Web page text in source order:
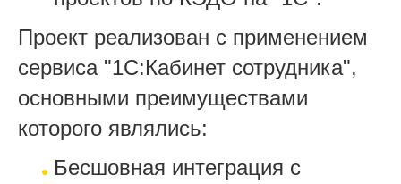
Проект реализован с применением
сервиса "1С:Кабинет сотрудника",
основными преимуществами
которого являлись:
Бесшовная интеграция с